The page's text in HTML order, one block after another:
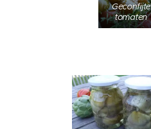
Geconfijte
tomaten